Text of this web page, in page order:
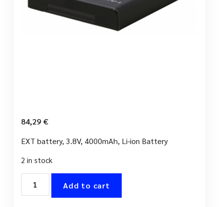
84,29 €
EXT battery, 3.8V, 4000mAh, Li-ion Battery
2 in stock
MOBILE
Add to cart